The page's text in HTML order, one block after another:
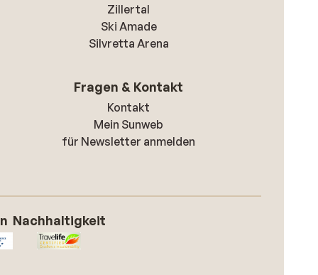
Zillertal
Ski Amade
Silvretta Arena
Fragen & Kontakt
Kontakt
Mein Sunweb
für Newsletter anmelden
Nachhaltigkeit